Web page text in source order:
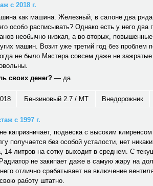
с 2018 г.
как машина. Железный, в салоне два
особо расписывать? Однако есть у него
необычно низкая, а во-вторых,
машин. Возит уже третий год без проблем
не было.Мастера совсем даже не зажратые
своих денег? — да
Бензиновый 2.7 / MT Внедорожник
с 1997 г.
капризничает, подвеска с высоким
получается без особой усталости, нет
14 литров на сотку выходит в среднем. С
не закипает даже в самую жару на
отлично срабатывает на включение
работу штатно.